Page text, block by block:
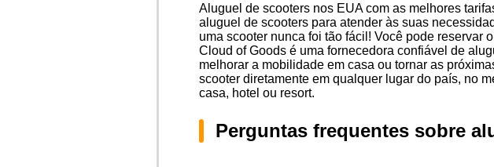
Aluguel de scooters nos EUA com as melhores
aluguel de scooters para atender às suas
uma scooter nunca foi tão fácil! Você pode reservar
Cloud of Goods é uma fornecedora confiável de
melhorar a mobilidade em casa ou tornar as
scooter diretamente em qualquer lugar do país, no
casa, hotel ou resort.
Perguntas frequentes sobre